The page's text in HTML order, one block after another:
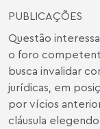
PUBLICAÇÕES
Questão
o foro
busca invalidar
jurídicas, em
por vícios
cláusula